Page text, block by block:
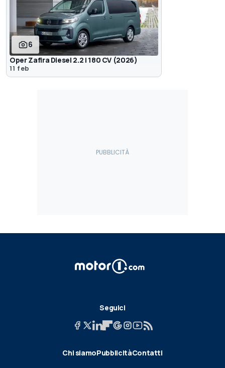
6
Oper Zafira Diesel 2.2 l 180 CV (2026)
11 feb
Seguici
Chi siamoPubblicitàContatti